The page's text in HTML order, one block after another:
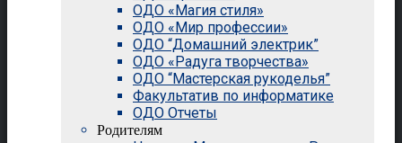
ОДО «Магия стиля»
ОДО «Мир профессии»
ОДО “Домашний электрик”
ОДО «Радуга творчества»
ОДО “Мастерская рукоделья”
Факультатив по информатике
ОДО Отчеты
Родителям